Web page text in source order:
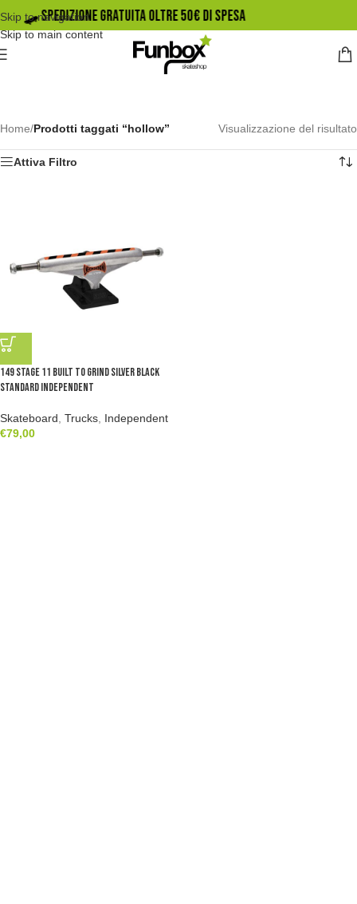
Skip to navigation
Skip to main content
🛹️ SPEDIZIONE GRATUITA OLTRE 50€ DI SPESA
Home/Prodotti taggati “hollow” Visualizzazione del risultato
Attiva Filtro
149 Stage 11 Built To Grind Silver Black
Standard Independent
Skateboard Trucks Independent
€79,00